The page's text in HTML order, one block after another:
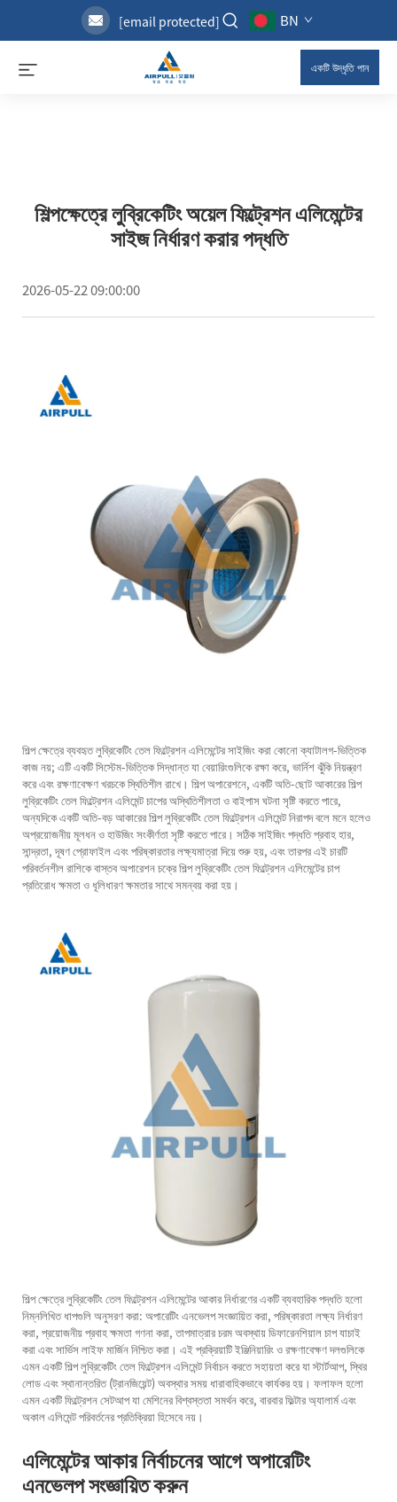
[email protected] BN
একটি উদ্ধৃতি পান
শিল্পক্ষেত্রে লুব্রিকেটিং অয়েল ফিল্ট্রেশন এলিমেন্টের
সাইজ নির্ধারণ করার পদ্ধতি
2026-05-22 09:00:00
শিল্প ক্ষেত্রে ব্যবহৃত লুব্রিকেটিং তেল ফিল্ট্রেশন এলিমেন্টের সাইজিং করা কোনো ক্যাটালগ-ভিত্তিক
কাজ নয়; এটি একটি সিস্টেম-ভিত্তিক সিদ্ধান্ত যা বেয়ারিংগুলিকে রক্ষা করে, ভার্নিশ ঝুঁকি নিয়ন্ত্রণ
করে এবং রক্ষণাবেক্ষণ খরচকে স্থিতিশীল রাখে। শিল্প অপারেশনে, একটি অতি-ছোট আকারের শিল্প
লুব্রিকেটিং তেল ফিল্ট্রেশন এলিমেন্ট চাপের অস্থিতিশীলতা ও বাইপাস ঘটনা সৃষ্টি করতে পারে,
অন্যদিকে একটি অতি-বড় আকারের শিল্প লুব্রিকেটিং তেল ফিল্ট্রেশন এলিমেন্ট নিরাপদ বলে মনে হলেও
অপ্রয়োজনীয় মূলধন ও হাউজিং সংকীর্ণতা সৃষ্টি করতে পারে। সঠিক সাইজিং পদ্ধতি প্রবাহ হার,
সান্দ্রতা, দূষণ প্রোফাইল এবং পরিষ্কারতার লক্ষ্যমাত্রা দিয়ে শুরু হয়, এবং তারপর এই চারটি
পরিবর্তনশীল রাশিকে বাস্তব অপারেশন চক্রে শিল্প লুব্রিকেটিং তেল ফিল্ট্রেশন এলিমেন্টের চাপ
প্রতিরোধ ক্ষমতা ও ধূলিধারণ ক্ষমতার সাথে সমন্বয় করা হয়।
শিল্প ক্ষেত্রে লুব্রিকেটিং তেল ফিল্ট্রেশন এলিমেন্টের আকার নির্ধারণের একটি ব্যবহারিক পদ্ধতি হলো
নিম্নলিখিত ধাপগুলি অনুসরণ করা: অপারেটিং এনভেলপ সংজ্ঞায়িত করা, পরিষ্কারতা লক্ষ্য নির্ধারণ
করা, প্রয়োজনীয় প্রবাহ ক্ষমতা গণনা করা, তাপমাত্রার চরম অবস্থায় ডিফারেনশিয়াল চাপ যাচাই
করা এবং সার্ভিস লাইফ মার্জিন নিশ্চিত করা। এই প্রক্রিয়াটি ইঞ্জিনিয়ারিং ও রক্ষণাবেক্ষণ দলগুলিকে
এমন একটি শিল্প লুব্রিকেটিং তেল ফিল্ট্রেশন এলিমেন্ট নির্বাচন করতে সহায়তা করে যা স্টার্টআপ, স্থির
লোড এবং স্থানান্তরিত (ট্রানজিয়েন্ট) অবস্থার সময় ধারাবাহিকভাবে কার্যকর হয়। ফলাফল হলো
এমন একটি ফিল্ট্রেশন সেটআপ যা মেশিনের বিশ্বস্ততা সমর্থন করে, বারবার ফিল্টার অ্যালার্ম এবং
অকাল এলিমেন্ট পরিবর্তনের প্রতিক্রিয়া হিসেবে নয়।
এলিমেন্টের আকার নির্বাচনের আগে অপারেটিং
এনভেলপ সংজ্ঞায়িত করুন